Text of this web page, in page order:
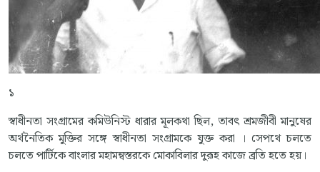
১
স্বাধীনতা সংগ্রামের কমিউনিস্ট ধারার মূলকথা ছিল, তাবৎ শ্রমজীবী মানুষের
অর্থনৈতিক মুক্তির সঙ্গে স্বাধীনতা সংগ্রামকে যুক্ত করা । সেপথে চলতে
চলতে পার্টিকে বাংলার মহামন্বস্তরকে মোকাবিলার দুরূহ কাজে ব্রতি হতে হয়।